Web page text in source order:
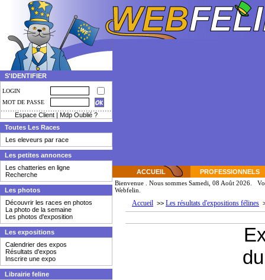
S'IDENTIFIER
LOGIN
MOT DE PASSE
Espace Client | Mdp Oublié ?
Toutes Les Races
Les eleveurs par race
Les petites annonces
Les chatteries en ligne
Recherche
Les photos
Découvrir les races en photos
La photo de la semaine
Les photos d'exposition
Les expositions
Calendrier des expos
Résultats d'expos
Inscrire une expo
Librairie feline
ACCUEIL
PROFESSIONNELS
Bienvenue
. Nous sommes Samedi, 08 Août 2026.
Webfelin.
Accueil >> Les résultats d'expositions félines